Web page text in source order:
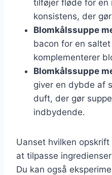
tilføjer fløde for en
konsistens, der
Blomkålssuppe
bacon for en
komplementerer
Blomkålssuppe
giver en dybde af
duft, der gør
indbydende.
Uanset hvilken
at tilpasse
Du kan også